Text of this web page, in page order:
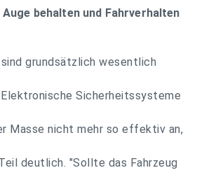
behalten und Fahrverhalten
grundsätzlich wesentlich
Sicherheitssysteme
Masse nicht mehr so effektiv an,
deutlich. "Sollte das Fahrzeug